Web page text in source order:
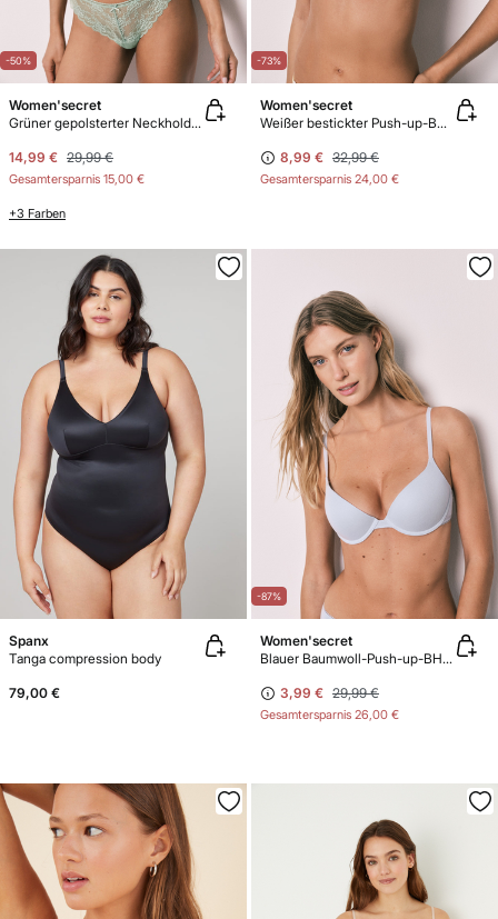
-50%
Women'secret
Grüner gepolsterter Neckholder-BH aus Spitze INTUITIVE
14,99 € 29,99 €
Gesamtersparnis 15,00 €
+3 Farben
-73%
Women'secret
Weißer bestickter Push-up-BH mit Blumen GORGEOUS
8,99 € 32,99 €
Gesamtersparnis 24,00 €
Spanx
Tanga compression body
79,00 €
-87%
Women'secret
Blauer Baumwoll-Push-up-BH GORGEOUS
3,99 € 29,99 €
Gesamtersparnis 26,00 €